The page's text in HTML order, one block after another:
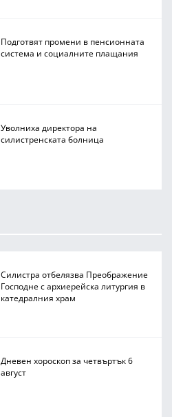
Подготвят промени в пенсионната
система и социалните плащания
Уволниха директора на
силистренската болница
Силистра отбелязва Преображение
Господне с архиерейска литургия в
катедралния храм
Дневен хороскоп за четвъртък 6
август